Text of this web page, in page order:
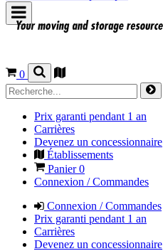
0
Prix garanti pendant 1 an
Carrières
Devenez un concessionnaire
Établissements
Panier0
Connexion / Commandes
Connexion / Commandes
Prix garanti pendant 1 an
Carrières
Devenez un concessionnaire